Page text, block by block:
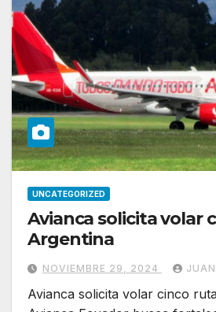
UNCATEGORIZED
Avianca solicita volar
Argentina
NOVIEMBRE 29, 2024
Avianca solicita volar cinco